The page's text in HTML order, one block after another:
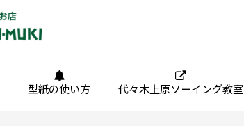
型紙の使い方 代々木上原ソーイング教室